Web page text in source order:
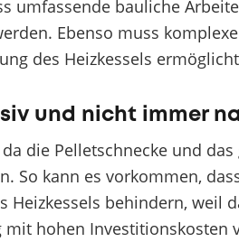
umfassende bauliche
Ebenso muss
des Heizkessels
und nicht immer
die Pelletschnecke und das
So kann es vorkommen,
behindern, weil
mit hohen Investitionskosten